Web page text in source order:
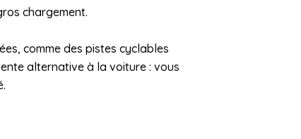
chargement.
comme des pistes cyclables
alternative à la voiture : vous